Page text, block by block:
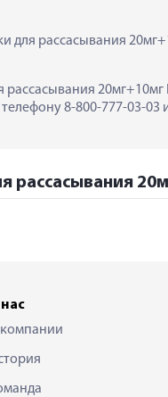
для рассасывания
рассасывания
8-800-777-03-03
рассасывания